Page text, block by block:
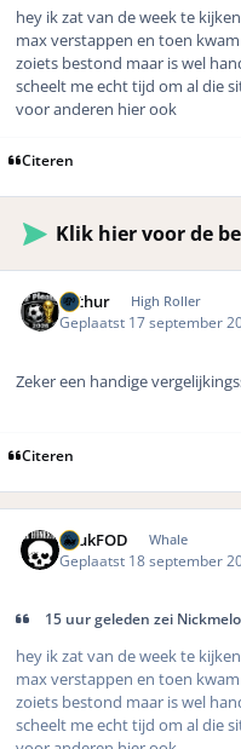
hey ik zat van de week te
max verstappen en toen
zoiets bestond maar is wel
scheelt me echt tijd om al die
voor anderen hier ook
Citeren
Klik hier voor de
Arthur High Roller
Geplaatst 17 september
Zeker een handige
Citeren
LuukFOD Whale
Geplaatst 18 september
15 uur geleden zei
hey ik zat van de week te
max verstappen en toen
zoiets bestond maar is wel
scheelt me echt tijd om al die